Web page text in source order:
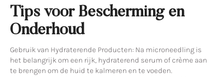
Tips voor Bescherming en
Onderhoud
Gebruik van Hydraterende Producten: Na microneedling is
het belangrijk om een rijk, hydraterend serum of crème aan
te brengen om de huid te kalmeren en te voeden.